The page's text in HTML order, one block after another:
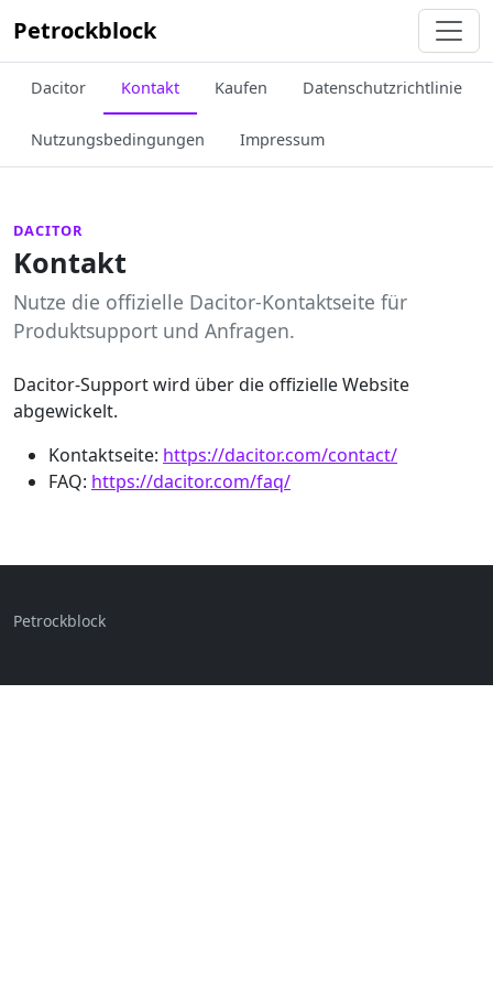
Petrockblock
Dacitor Kontakt Kaufen Datenschutzrichtlinie
Nutzungsbedingungen Impressum
DACITOR
Kontakt
Nutze die offizielle Dacitor-Kontaktseite für
Produktsupport und Anfragen.
Dacitor-Support wird über die offizielle Website
abgewickelt.
Kontaktseite: https://dacitor.com/contact/
FAQ: https://dacitor.com/faq/
Petrockblock